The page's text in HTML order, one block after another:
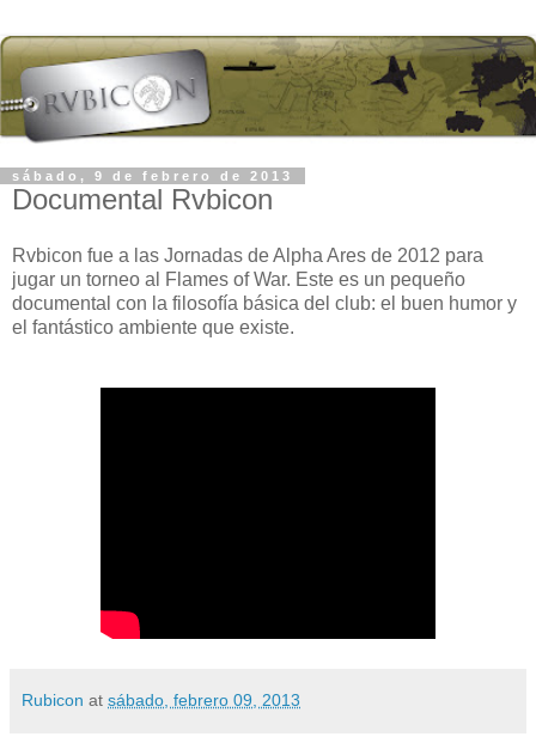
sábado, 9 de febrero de 2013
Documental Rvbicon
Rvbicon fue a las Jornadas de Alpha Ares de 2012 para
jugar un torneo al Flames of War. Este es un pequeño
documental con la filosofía básica del club: el buen humor y
el fantástico ambiente que existe.
Rubicon at sábado, febrero 09, 2013